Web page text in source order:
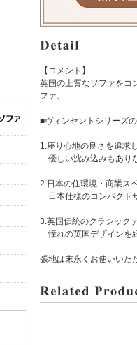
【コメント】
英国の上質なソファをコ
ファ。
■ヴィンセントシリーズ
1.座り心地の良さを追求
優しい沈み込みもあり
2.日本の住環境・商業ス
日本仕様のコンパクト
3.英国伝統のクラシック
憧れの英国デザインを
張地は末永くお使いいた